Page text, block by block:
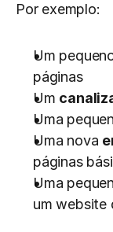
Por exemplo:
Um
páginas
Um
Uma
Uma nova
páginas
Uma
um website